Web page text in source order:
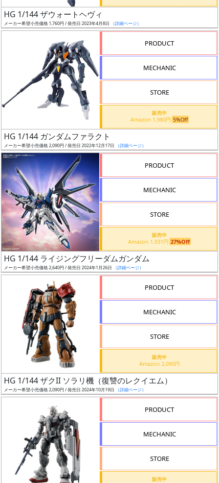
日
発
売
通知
対象
ギ
ャ
ラ
リ
ー
あ
り
価
格
改
定
予
HG 1/144 ザウォートヘヴィ
メーカー希望小売価格 1,760円 / 発売日 2023年4月8日 （詳細ページ）
PRODUCT
MECHANIC
STORE
販売中
Amazon 1,980円 5%Off
HG 1/144 ガンダムファラクト
メーカー希望小売価格 2,090円 / 発売日 2022年12月17日 （詳細ページ）
PRODUCT
MECHANIC
STORE
販売中
Amazon 1,931円 27%Off
HG 1/144 ライジングフリーダムガンダム
メーカー希望小売価格 2,640円 / 発売日 2024年1月26日 （詳細ページ）
PRODUCT
MECHANIC
STORE
販売中
Amazon 2,090円
HG 1/144 ザクII ソラリ機（復讐のレクイエム）
メーカー希望小売価格 2,090円 / 発売日 2024年10月19日 （詳細ページ）
PRODUCT
MECHANIC
STORE
販売中